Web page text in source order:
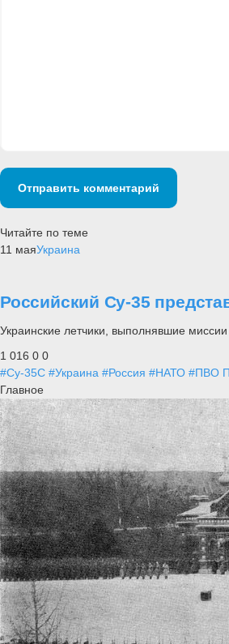
Отправить комментарий
Читайте по теме
11 маяУкраина
Российский Су-35
Украинские летчики, выполнявшие
1 016 0 0
#Су-35С #Украина #Россия #НАТО #ПВО
Главное